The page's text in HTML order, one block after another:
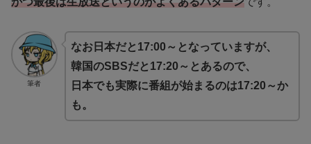
筆者
なお日本だと17:00～となっていますが、
韓国のSBSだと17:20～とあるので、
日本でも実際に番組が始まるのは17:20～か
も。